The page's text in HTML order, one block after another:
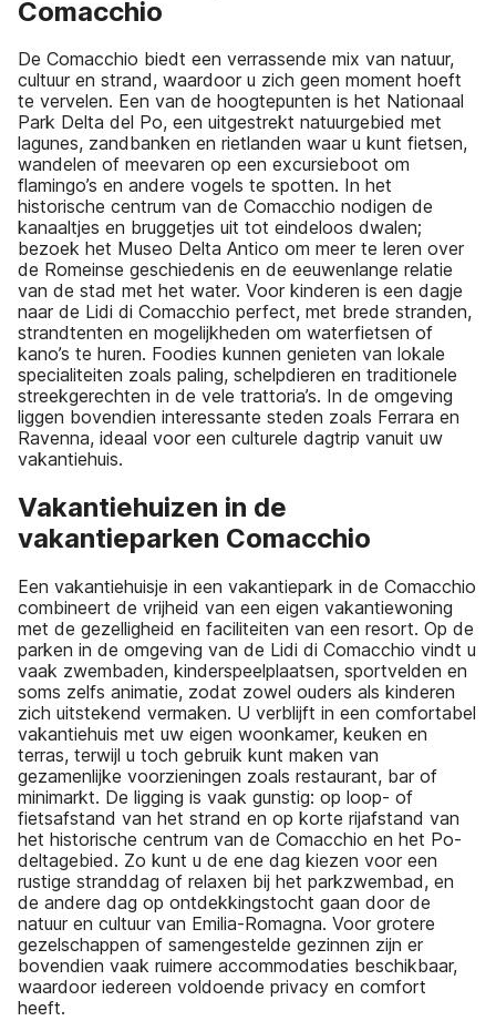
Comacchio
De Comacchio biedt een verrassende mix van natuur,
cultuur en strand, waardoor u zich geen moment hoeft
te vervelen. Een van de hoogtepunten is het Nationaal
Park Delta del Po, een uitgestrekt natuurgebied met
lagunes, zandbanken en rietlanden waar u kunt fietsen,
wandelen of meevaren op een excursieboot om
flamingo’s en andere vogels te spotten. In het
historische centrum van de Comacchio nodigen de
kanaaltjes en bruggetjes uit tot eindeloos dwalen;
bezoek het Museo Delta Antico om meer te leren over
de Romeinse geschiedenis en de eeuwenlange relatie
van de stad met het water. Voor kinderen is een dagje
naar de Lidi di Comacchio perfect, met brede stranden,
strandtenten en mogelijkheden om waterfietsen of
kano’s te huren. Foodies kunnen genieten van lokale
specialiteiten zoals paling, schelpdieren en traditionele
streekgerechten in de vele trattoria’s. In de omgeving
liggen bovendien interessante steden zoals Ferrara en
Ravenna, ideaal voor een culturele dagtrip vanuit uw
vakantiehuis.
Vakantiehuizen in de
vakantieparken Comacchio
Een vakantiehuisje in een vakantiepark in de Comacchio
combineert de vrijheid van een eigen vakantiewoning
met de gezelligheid en faciliteiten van een resort. Op de
parken in de omgeving van de Lidi di Comacchio vindt u
vaak zwembaden, kinderspeelplaatsen, sportvelden en
soms zelfs animatie, zodat zowel ouders als kinderen
zich uitstekend vermaken. U verblijft in een comfortabel
vakantiehuis met uw eigen woonkamer, keuken en
terras, terwijl u toch gebruik kunt maken van
gezamenlijke voorzieningen zoals restaurant, bar of
minimarkt. De ligging is vaak gunstig: op loop- of
fietsafstand van het strand en op korte rijafstand van
het historische centrum van de Comacchio en het Po-
deltagebied. Zo kunt u de ene dag kiezen voor een
rustige stranddag of relaxen bij het parkzwembad, en
de andere dag op ontdekkingstocht gaan door de
natuur en cultuur van Emilia-Romagna. Voor grotere
gezelschappen of samengestelde gezinnen zijn er
bovendien vaak ruimere accommodaties beschikbaar,
waardoor iedereen voldoende privacy en comfort
heeft.